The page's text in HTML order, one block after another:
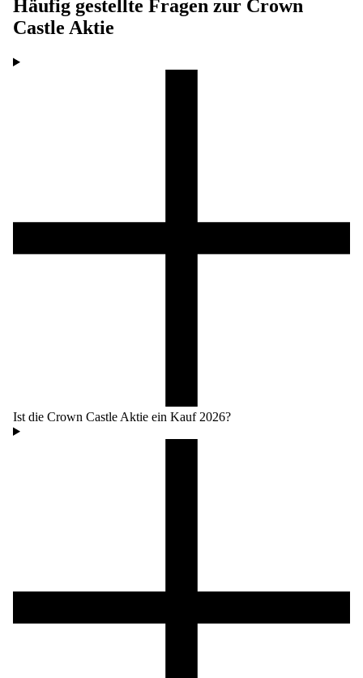
Häufig gestellte Fragen zur Crown
Castle Aktie
Ist die Crown Castle Aktie ein Kauf 2026?